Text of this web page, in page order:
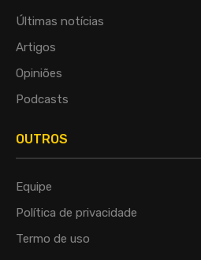
Últimas notícias
Artigos
Opiniões
Podcasts
OUTROS
Equipe
Política de privacidade
Termo de uso